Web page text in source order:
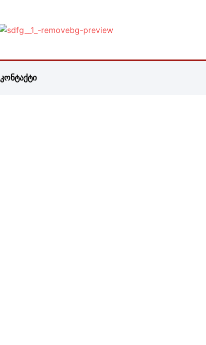
კონტაქტი